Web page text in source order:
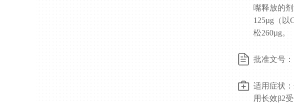
嘴释放的
125µg（以
松260µg。
批准文号：
适用症状
用长效β2